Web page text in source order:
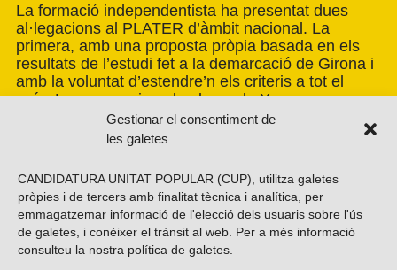
Gestionar el consentiment de
les galetes
CANDIDATURA UNITAT POPULAR (CUP), utilitza galetes
pròpies i de tercers amb finalitat tècnica i analítica, per
emmagatzemar informació de l'elecció dels usuaris sobre l'ús
de galetes, i conèixer el trànsit al web. Per a més informació
consulteu la nostra política de galetes
La formació independentista ha presentat dues
al·legacions al PLATER d’àmbit nacional. La
primera, amb una proposta pròpia basada en els
resultats de l’estudi fet a la demarcació de Girona i
amb la voluntat d’estendre’n els criteris a tot el
país. La segona, impulsada per la Xarxa per una
Transició Energètica Justa, de caràcter més global.